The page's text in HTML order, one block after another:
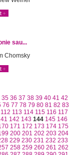
sau...
Chomsky
35 36 37 38 39 40 41 42
76 77 78 79 80 81 82 83
112 113 114 115 116 117
142 143 144 145 146
171 172 173 174 175
200 201 202 203 204
229 230 231 232 233
258 259 260 261 262